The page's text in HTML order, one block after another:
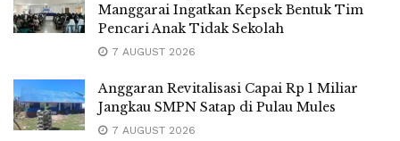
Manggarai Ingatkan Kepsek Bentuk Tim
Pencari Anak Tidak Sekolah
7 AUGUST 2026
Anggaran Revitalisasi Capai Rp 1 Miliar
Jangkau SMPN Satap di Pulau Mules
7 AUGUST 2026